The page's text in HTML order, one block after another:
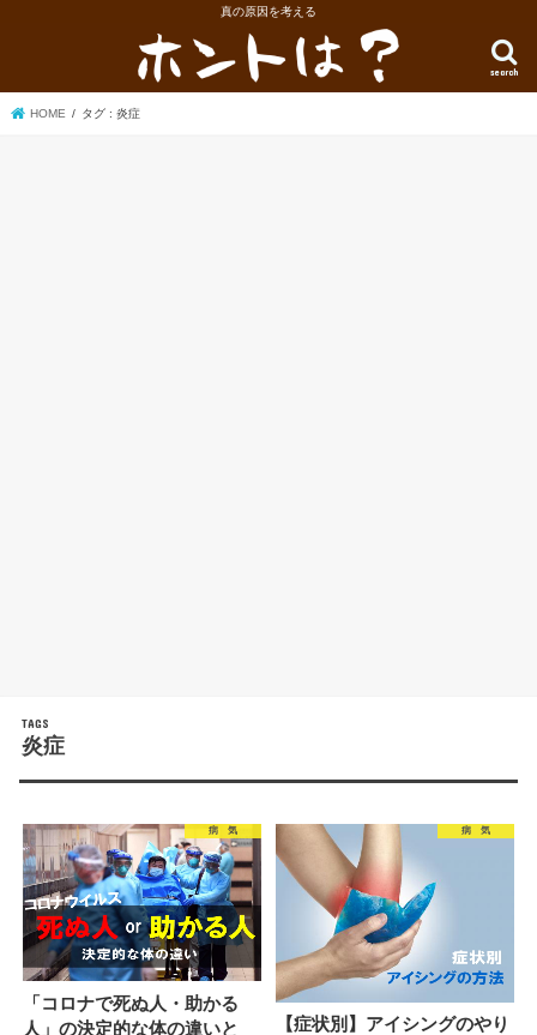
真の原因を考える
search
HOME タグ : 炎症
炎症
病 気
「コロナで死ぬ人・助かる
人」の決定的な体の違いと
病 気
【症状別】アイシングのやり